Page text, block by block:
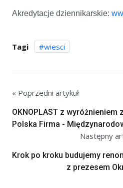
Akredytacje dziennikarskie:
Tagi wiesci
« Poprzedni artykuł
OKNOPLAST z
Polska Firma -
Następny
Krok po kroku budujemy
z prezesem